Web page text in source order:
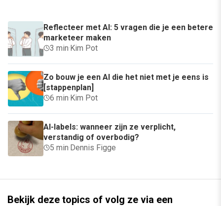
Reflecteer met AI: 5 vragen die je een betere
marketeer maken
3 min·Kim Pot
Zo bouw je een AI die het niet met je eens is
[stappenplan]
6 min·Kim Pot
AI-labels: wanneer zijn ze verplicht,
verstandig of overbodig?
5 min·Dennis Figge
Bekijk deze topics of volg ze via een